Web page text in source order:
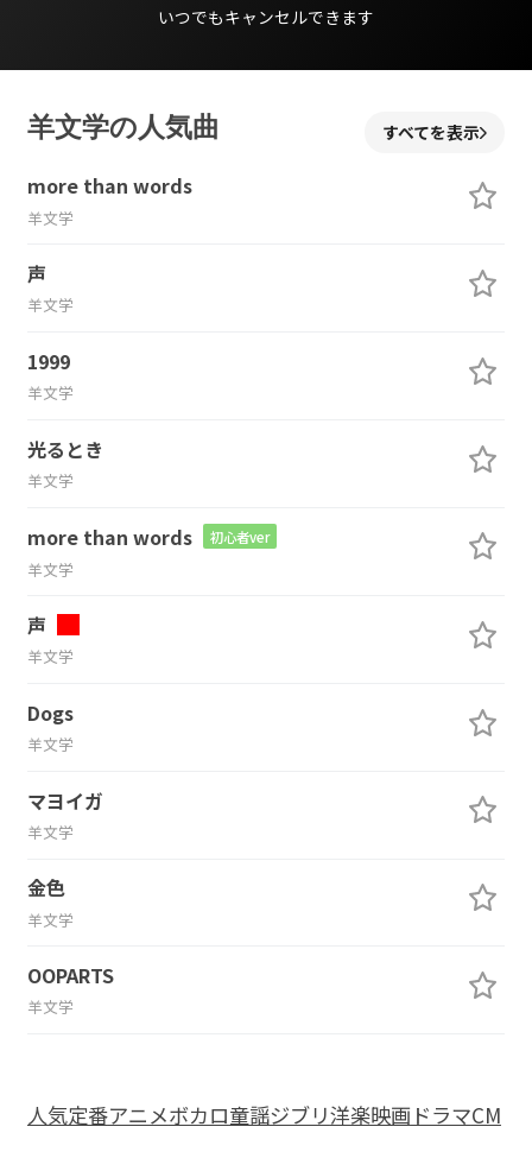
いつでもキャンセルできます
羊文学の人気曲 すべてを表示
more than words
羊文学
声
羊文学
1999
羊文学
光るとき
羊文学
more than words 初心者ver
羊文学
声
羊文学
Dogs
羊文学
マヨイガ
羊文学
金色
羊文学
OOPARTS
羊文学
人気定番アニメボカロ童謡ジブリ洋楽映画ドラマCM